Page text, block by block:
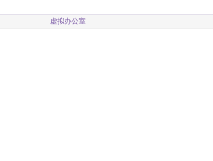
虚拟办公室